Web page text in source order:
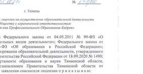
любой удобный мессенджер!